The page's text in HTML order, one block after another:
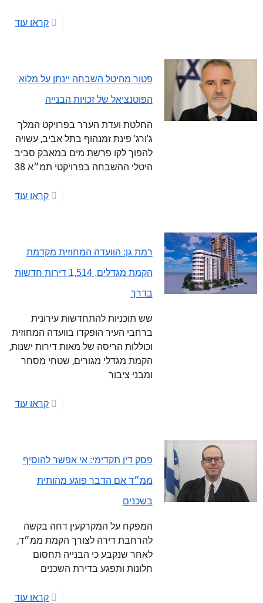
קראו עוד
פטור מהיטל השבחה יינתן על מלוא
הפוטנציאל של זכויות הבנייה
החלטת ועדת הערר בפרויקט המלך
ג'ורג' פינת זמנהוף בתל אביב, עשויה
להפוך לקו פרשת מים במאבק סביב
היטלי ההשבחה בפרויקטי תמ״א 38
קראו עוד
רמת גן: הוועדה המחוזית מקדמת
הקמת מגדלים, 1,514 דירות חדשות
בדרך
שש תוכניות להתחדשות עירונית
ברחבי העיר הופקדו בוועדה המחוזית
וכוללות הריסה של מאות דירות ישנות,
הקמת מגדלי מגורים, שטחי מסחר
ומבני ציבור
קראו עוד
פסק דין תקדימי: אי אפשר להוסיף
ממ״ד אם הדבר פוגע מהותית
בשכנים
המפקח על המקרקעין דחה בקשה
להרחבת דירה לצורך הקמת ממ״ד,
לאחר שנקבע כי הבנייה תחסום
חלונות ותפגע בדירת השכנים
קראו עוד